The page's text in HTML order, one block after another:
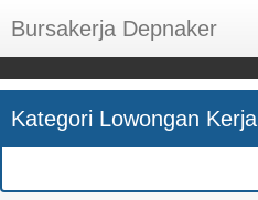
Bursakerja Depnaker
About Me
Disclaimer
Kategori Lowongan Kerja